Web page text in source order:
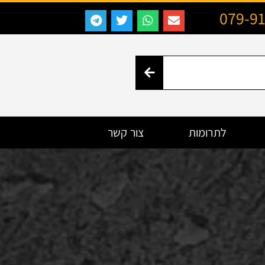
079-
לתרומות צור קשר